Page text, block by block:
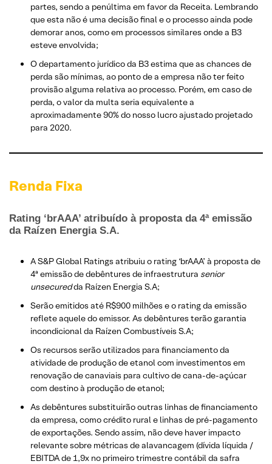
partes, sendo a penúltima em favor da Receita. Lembrando
que esta não é uma decisão final e o processo ainda pode
demorar anos, como em processos similares onde a B3
esteve envolvida;
O departamento jurídico da B3 estima que as chances de
perda são mínimas, ao ponto de a empresa não ter feito
provisão alguma relativa ao processo. Porém, em caso de
perda, o valor da multa seria equivalente a
aproximadamente 90% do nosso lucro ajustado projetado
para 2020.
Renda Fixa
Rating ‘brAAA’ atribuído à proposta da 4ª emissão
da Raízen Energia S.A.
A S&P Global Ratings atribuiu o rating ‘brAAA’ à proposta de
4ª emissão de debêntures de infraestrutura senior
unsecuredda Raízen Energia S.A;
Serão emitidos até R$900 milhões e o rating da emissão
reflete aquele do emissor. As debêntures terão garantia
incondicional da Raízen Combustíveis S.A;
Os recursos serão utilizados para financiamento da
atividade de produção de etanol com investimentos em
renovação de canaviais para cultivo de cana-de-açúcar
com destino à produção de etanol;
As debêntures substituirão outras linhas de financiamento
da empresa, como crédito rural e linhas de pré-pagamento
de exportações. Sendo assim, não deve haver impacto
relevante sobre métricas de alavancagem (dívida líquida /
EBITDA de 1,9x no primeiro trimestre contábil da safra